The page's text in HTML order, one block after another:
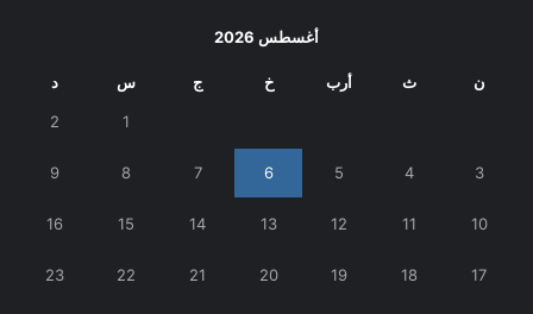
أغسطس 2026
ن ث أرب خ ج س د
1
2
3
4
5
6
7
8
9
10
11
12
13
14
15
16
17
18
19
20
21
22
23